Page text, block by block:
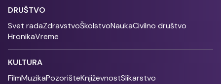
DRUŠTVO
Svet radaZdravstvoŠkolstvoNaukaCivilno društvo
HronikaVreme
KULTURA
FilmMuzikaPozorišteKnjiževnostSlikarstvo